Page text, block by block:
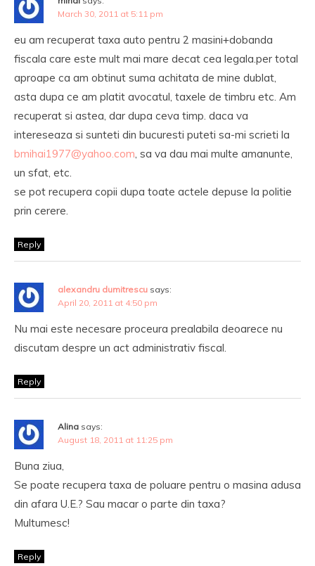
March 30, 2011 at 5:11 pm
eu am recuperat taxa auto pentru 2 masini+dobanda
fiscala care este mult mai mare decat cea legala.per total
aproape ca am obtinut suma achitata de mine dublat,
asta dupa ce am platit avocatul, taxele de timbru etc. Am
recuperat si astea, dar dupa ceva timp. daca va
intereseaza si sunteti din bucuresti puteti sa-mi scrieti la
bmihai1977@yahoo.com, sa va dau mai multe amanunte,
un sfat, etc.
se pot recupera copii dupa toate actele depuse la politie
prin cerere.
Reply
alexandru dumitrescu says:
April 20, 2011 at 4:50 pm
Nu mai este necesare proceura prealabila deoarece nu
discutam despre un act administrativ fiscal.
Reply
Alina says:
August 18, 2011 at 11:25 pm
Buna ziua,
Se poate recupera taxa de poluare pentru o masina adusa
din afara U.E.? Sau macar o parte din taxa?
Multumesc!
Reply